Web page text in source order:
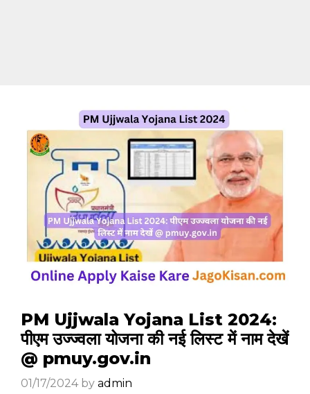
PM Ujjwala Yojana List 2024:
पीएम उज्ज्वला योजना की नई लिस्ट में नाम देखें
@ pmuy.gov.in
01/17/2024 by admin